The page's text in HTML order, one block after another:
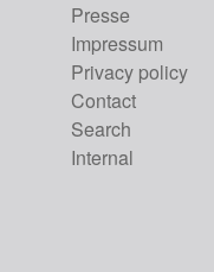
Presse
Impressum
Privacy policy
Contact
Search
Internal